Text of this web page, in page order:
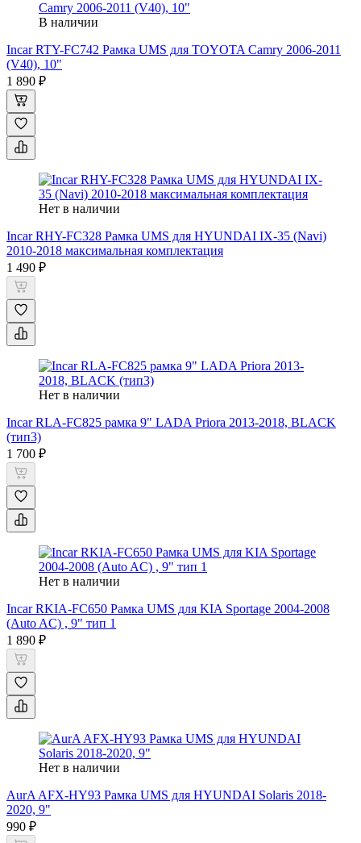
В наличии
Incar RTY-FC742 Рамка UMS для TOYOTA Camry 2006-2011
(V40), 10"
1 890 ₽
Нет в наличии
Incar RHY-FC328 Рамка UMS для HYUNDAI IX-35 (Navi)
2010-2018 максимальная комплектация
1 490 ₽
Нет в наличии
Incar RLA-FC825 рамка 9" LADA Priora 2013-2018, BLACK
(тип3)
1 700 ₽
Нет в наличии
Incar RKIA-FC650 Рамка UMS для KIA Sportage 2004-2008
(Auto AC) , 9" тип 1
1 890 ₽
Нет в наличии
AurA AFX-HY93 Рамка UMS для HYUNDAI Solaris 2018-
2020, 9"
990 ₽